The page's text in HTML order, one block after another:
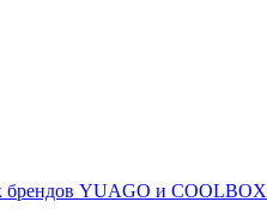
брендов YUAGO и COOLBOX